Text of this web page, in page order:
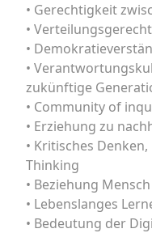
• Gerechtigkeit
•
•
•
zukünftige
• Community of
• Erziehung zu
• Kritisches
Thinking
• Beziehung
• Lebenslanges
• Bedeutung der